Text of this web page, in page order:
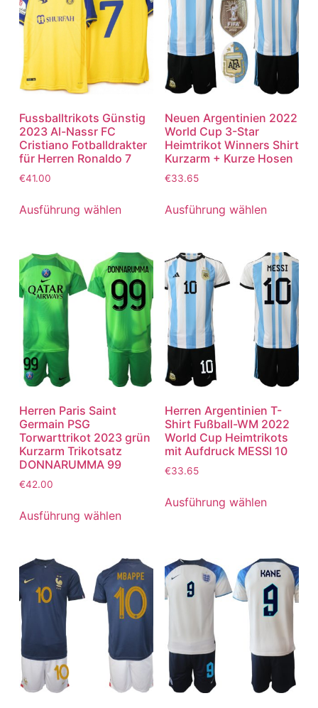
Fussballtrikots Günstig
2023 Al-Nassr FC
Cristiano Fotballdrakter
für Herren Ronaldo 7
€41.00
Ausführung wählen
Neuen Argentinien 2022
World Cup 3-Star
Heimtrikot Winners Shirt
Kurzarm + Kurze Hosen
€33.65
Ausführung wählen
Herren Paris Saint
Germain PSG
Torwarttrikot 2023 grün
Kurzarm Trikotsatz
DONNARUMMA 99
€42.00
Ausführung wählen
Herren Argentinien T-
Shirt Fußball-WM 2022
World Cup Heimtrikots
mit Aufdruck MESSI 10
€33.65
Ausführung wählen